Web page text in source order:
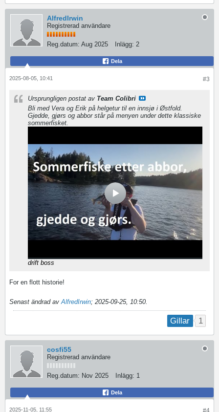
AlfredIrwin
Registrerad användare
Reg.datum: Aug 2025 Inlägg: 2
Dela
#3
2025-08-05, 10:41
Ursprungligen postat av Team Colibri
Bli med Vera og Erik på helgetur til en innsjø i Østfold.
Gjedde, gjørs og abbor står på menyen under dette klassiske
sommerfisket.
drift boss
For en flott historie!
Senast ändrad av AlfredIrwin; 2025-09-25, 10:50
Gillar 1
cosfi55
Registrerad användare
Reg.datum: Nov 2025 Inlägg: 1
Dela
#4
2025-11-05, 11:55